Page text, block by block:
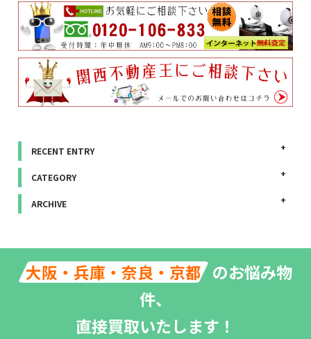
RECENT ENTRY
CATEGORY
ARCHIVE
大阪・兵庫・奈良・京都 のお悩み物
件、
直接買取いたします！